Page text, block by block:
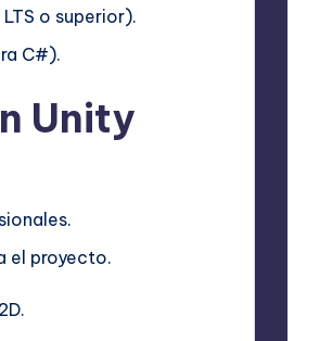
o superior).
C#).
Unity
el proyecto.